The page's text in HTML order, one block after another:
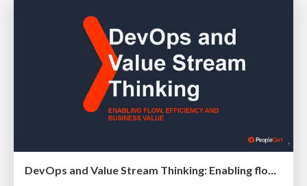
DevOps and Value Stream Thinking: Enabling flow, efficiency and business value